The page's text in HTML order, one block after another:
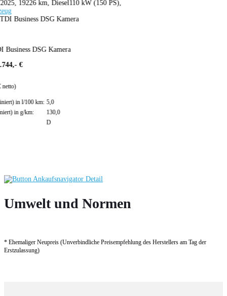
Umwelt und Normen
* Ehemaliger Neupreis (Unverbindliche Preisempfehlung des Herstellers am Tag der
Erstzulassung)